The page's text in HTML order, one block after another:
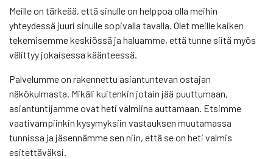
Meille on tärkeää, että sinulle on helppoa olla meihin
yhteydessä juuri sinulle sopivalla tavalla. Olet meille kaiken
tekemisemme keskiössä ja haluamme, että tunne siitä myös
välittyy jokaisessa käänteessä.
Palvelumme on rakennettu asiantuntevan ostajan
näkökulmasta. Mikäli kuitenkin jotain jää puuttumaan,
asiantuntijamme ovat heti valmiina auttamaan. Etsimme
vaativampiinkin kysymyksiin vastauksen muutamassa
tunnissa ja jäsennämme sen niin, että se on heti valmis
esitettäväksi.